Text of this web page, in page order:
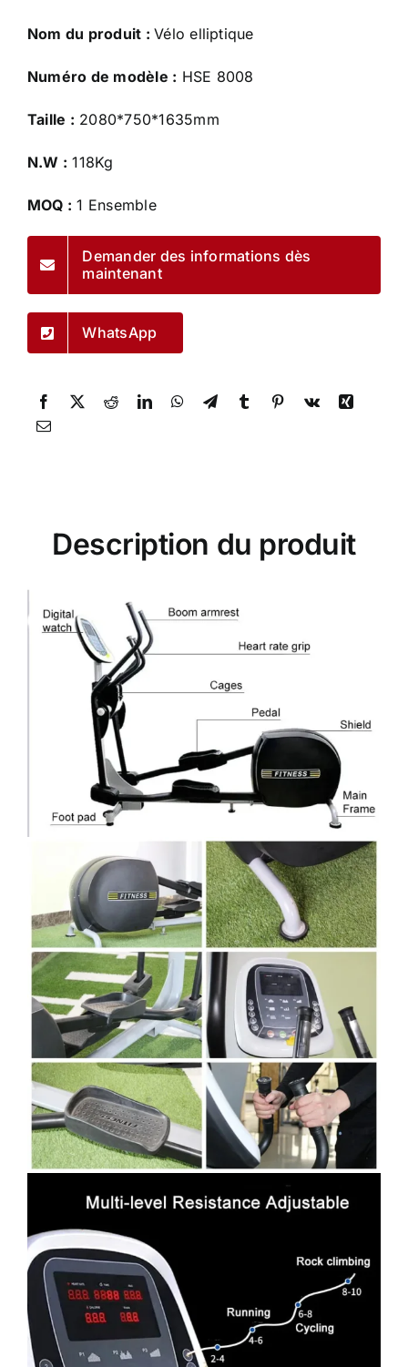
Nom du produit :Vélo elliptique
Numéro de modèle : HSE 8008
Taille : 2080*750*1635mm
N.W : 118Kg
MOQ : 1 Ensemble
Demander des informations dès
maintenant
WhatsApp
Description du produit